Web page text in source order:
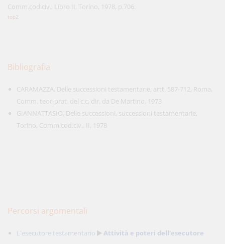
Comm.cod.civ., Libro II, Torino, 1978, p.706.
top2
Bibliografia
CARAMAZZA, Delle successioni testamentarie, artt. 587-712, Roma,
Comm. teor-prat. del c.c, dir. da De Martino, 1973
GIANNATTASIO, Delle successioni, successioni testamentarie,
Torino, Comm.cod.civ., II, 1978
Percorsi argomentali
L'esecutore testamentario Attività e poteri dell'esecutore